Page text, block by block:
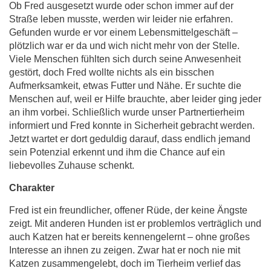
Ob Fred ausgesetzt wurde oder schon immer auf der
Straße leben musste, werden wir leider nie erfahren.
Gefunden wurde er vor einem Lebensmittelgeschäft –
plötzlich war er da und wich nicht mehr von der Stelle.
Viele Menschen fühlten sich durch seine Anwesenheit
gestört, doch Fred wollte nichts als ein bisschen
Aufmerksamkeit, etwas Futter und Nähe. Er suchte die
Menschen auf, weil er Hilfe brauchte, aber leider ging jeder
an ihm vorbei. Schließlich wurde unser Partnertierheim
informiert und Fred konnte in Sicherheit gebracht werden.
Jetzt wartet er dort geduldig darauf, dass endlich jemand
sein Potenzial erkennt und ihm die Chance auf ein
liebevolles Zuhause schenkt.
Charakter
Fred ist ein freundlicher, offener Rüde, der keine Ängste
zeigt. Mit anderen Hunden ist er problemlos verträglich und
auch Katzen hat er bereits kennengelernt – ohne großes
Interesse an ihnen zu zeigen. Zwar hat er noch nie mit
Katzen zusammengelebt, doch im Tierheim verlief das